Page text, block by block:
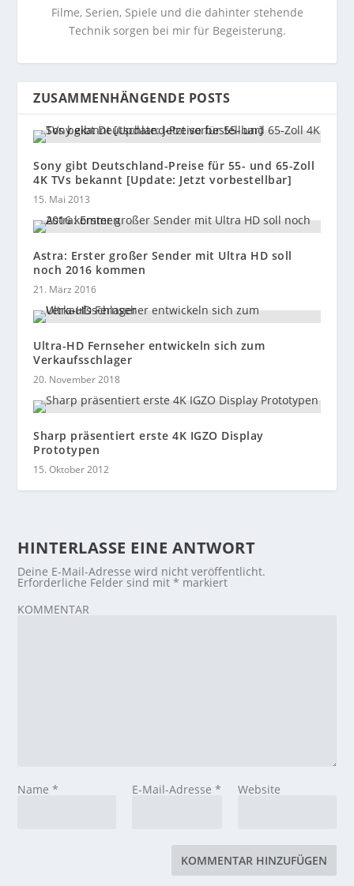
Filme, Serien, Spiele und die dahinter stehende
Technik sorgen bei mir für Begeisterung.
ZUSAMMENHÄNGENDE POSTS
Sony gibt Deutschland-Preise für 55- und 65-Zoll
4K TVs bekannt [Update: Jetzt vorbestellbar]
15. Mai 2013
Astra: Erster großer Sender mit Ultra HD soll
noch 2016 kommen
21. März 2016
Ultra-HD Fernseher entwickeln sich zum
Verkaufsschlager
20. November 2018
Sharp präsentiert erste 4K IGZO Display
Prototypen
15. Oktober 2012
HINTERLASSE EINE ANTWORT
Deine E-Mail-Adresse wird nicht veröffentlicht.
Erforderliche Felder sind mit* markiert
KOMMENTAR
Name* E-Mail-Adresse * Website